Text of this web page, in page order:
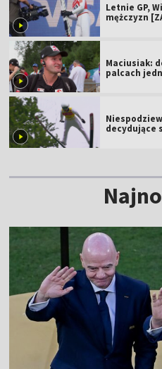
Letnie GP,
mężczyzn
Maciusiak:
palcach
decydujące